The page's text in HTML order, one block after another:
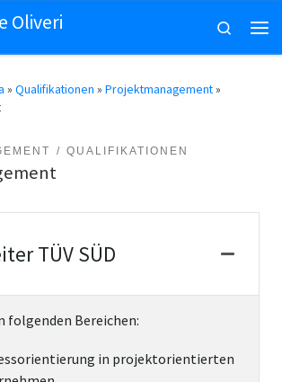
Oliveri
Search
» Qualifikationen » Projektmanagement»
QUALIFIKATIONEN
TÜV SÜD
folgenden Bereichen:
in projektorientierten